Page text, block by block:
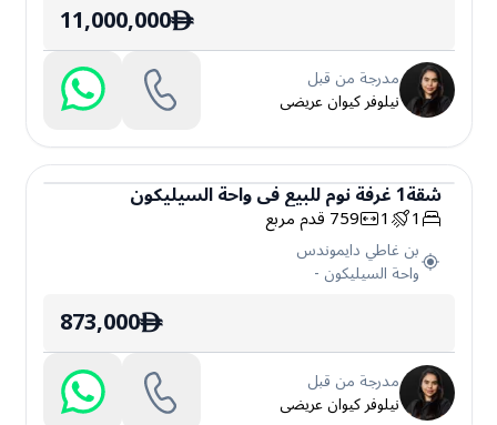
ê
11,000,000
مدرجة من قبل
نيلوفر كيوان عريضى
شقة
شقة1غرفة نومللبيعفيواحة السيليكون
1
1
759قدم مربع
بن غاطي دايموندس
واحة السيليكون -
ê
873,000
مدرجة من قبل
نيلوفر كيوان عريضى